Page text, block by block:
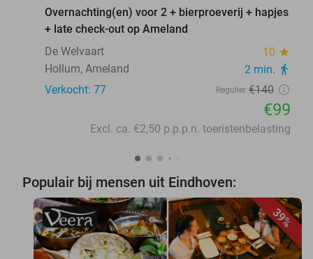
Overnachting(en) voor 2 + bierproeverij + hapjes
+ late check-out op Ameland
De Welvaart
10 star
Hollum, Ameland 2 min. directions_walk
Verkocht: 77 Regulier €140
€99
Excl. ca. €2,50 p.p.p.n. toeristenbelasting
Populair bij mensen uit Eindhoven:
39%